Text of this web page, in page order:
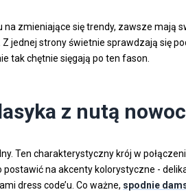
zmieniające się trendy, zawsze
jednej strony świetnie sprawdzają się
tak chętnie sięgają po ten fason.
z nutą
Ten charakterystyczny krój w
na akcenty kolorystyczne -
dress code’u. Co ważne, spodnie